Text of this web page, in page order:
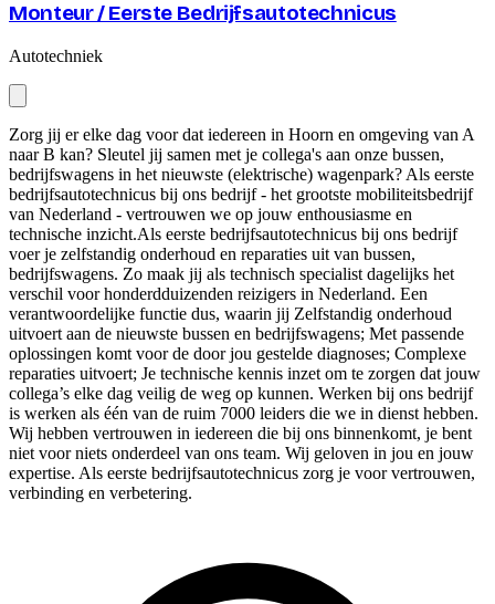
Monteur / Eerste Bedrijfsautotechnicus
Autotechniek
Zorg jij er elke dag voor dat iedereen in Hoorn en omgeving van A
naar B kan? Sleutel jij samen met je collega's aan onze bussen,
bedrijfswagens in het nieuwste (elektrische) wagenpark? Als eerste
bedrijfsautotechnicus bij ons bedrijf - het grootste mobiliteitsbedrijf
van Nederland - vertrouwen we op jouw enthousiasme en
technische inzicht.Als eerste bedrijfsautotechnicus bij ons bedrijf
voer je zelfstandig onderhoud en reparaties uit van bussen,
bedrijfswagens. Zo maak jij als technisch specialist dagelijks het
verschil voor honderdduizenden reizigers in Nederland. Een
verantwoordelijke functie dus, waarin jij Zelfstandig onderhoud
uitvoert aan de nieuwste bussen en bedrijfswagens; Met passende
oplossingen komt voor de door jou gestelde diagnoses; Complexe
reparaties uitvoert; Je technische kennis inzet om te zorgen dat jouw
collega’s elke dag veilig de weg op kunnen. Werken bij ons bedrijf
is werken als één van de ruim 7000 leiders die we in dienst hebben.
Wij hebben vertrouwen in iedereen die bij ons binnenkomt, je bent
niet voor niets onderdeel van ons team. Wij geloven in jou en jouw
expertise. Als eerste bedrijfsautotechnicus zorg je voor vertrouwen,
verbinding en verbetering.